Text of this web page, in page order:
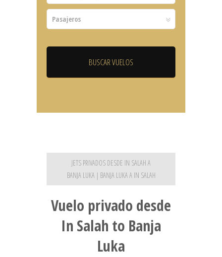
JETS PRIVADOS DESDE IN SALAH A
BANJA LUKA | BANJA LUKA A IN SALAH
Vuelo privado desde
In Salah to Banja
Luka